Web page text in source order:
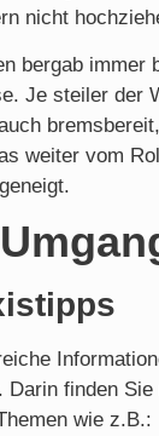
nicht
bergab immer
Je steiler der
weiter vom
Darin finden
wie z.B.: